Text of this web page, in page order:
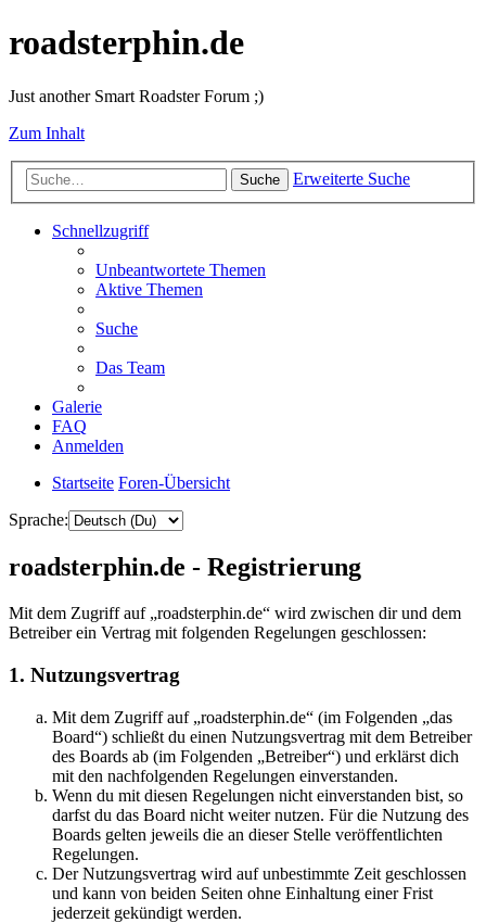
roadsterphin.de
Just another Smart Roadster Forum ;)
Zum Inhalt
Suche Erweiterte Suche
Schnellzugriff
Unbeantwortete Themen
Aktive Themen
Suche
Das Team
Galerie
FAQ
Anmelden
Startseite Foren-Übersicht
Sprache:
roadsterphin.de - Registrierung
Mit dem Zugriff auf „roadsterphin.de“ wird zwischen dir und dem
Betreiber ein Vertrag mit folgenden Regelungen geschlossen:
1. Nutzungsvertrag
Mit dem Zugriff auf „roadsterphin.de“ (im Folgenden „das
Board“) schließt du einen Nutzungsvertrag mit dem Betreiber
des Boards ab (im Folgenden „Betreiber“) und erklärst dich
mit den nachfolgenden Regelungen einverstanden.
Wenn du mit diesen Regelungen nicht einverstanden bist, so
darfst du das Board nicht weiter nutzen. Für die Nutzung des
Boards gelten jeweils die an dieser Stelle veröffentlichten
Regelungen.
Der Nutzungsvertrag wird auf unbestimmte Zeit geschlossen
und kann von beiden Seiten ohne Einhaltung einer Frist
jederzeit gekündigt werden.